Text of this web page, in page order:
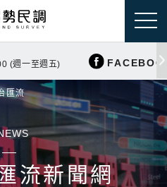
(週一至週五)
匯流
流新聞網